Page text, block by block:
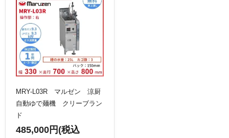
MRY-L03R マルゼン 涼厨
自動ゆで麺機 クリーブラン
ド
485,000円(税込